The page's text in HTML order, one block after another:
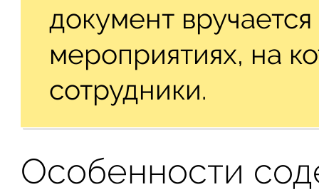
документ
мероприятиях, на
сотрудники.
Особенности